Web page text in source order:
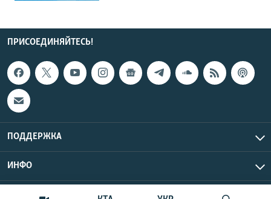
ПРИСОЕДИНЯЙТЕСЬ!
ПОДДЕРЖКА
ИНФО